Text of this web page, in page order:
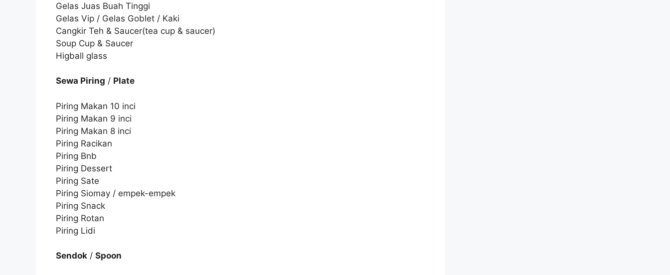
Gelas Juas Buah Tinggi
Gelas Vip / Gelas Goblet / Kaki
Cangkir Teh & Saucer(tea cup & saucer)
Soup Cup & Saucer
Higball glass
Sewa Piring / Plate
Piring Makan 10 inci
Piring Makan 9 inci
Piring Makan 8 inci
Piring Racikan
Piring Bnb
Piring Dessert
Piring Sate
Piring Siomay / empek-empek
Piring Snack
Piring Rotan
Piring Lidi
Sendok / Spoon